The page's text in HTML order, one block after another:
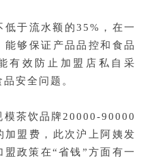
低于流水额的35%，在一
能够保证产品品控和食品
有效防止加盟店私自采
安全问题。
模茶饮品牌20000-90000
加盟费，此次沪上阿姨发
盟政策在“省钱”方面有一